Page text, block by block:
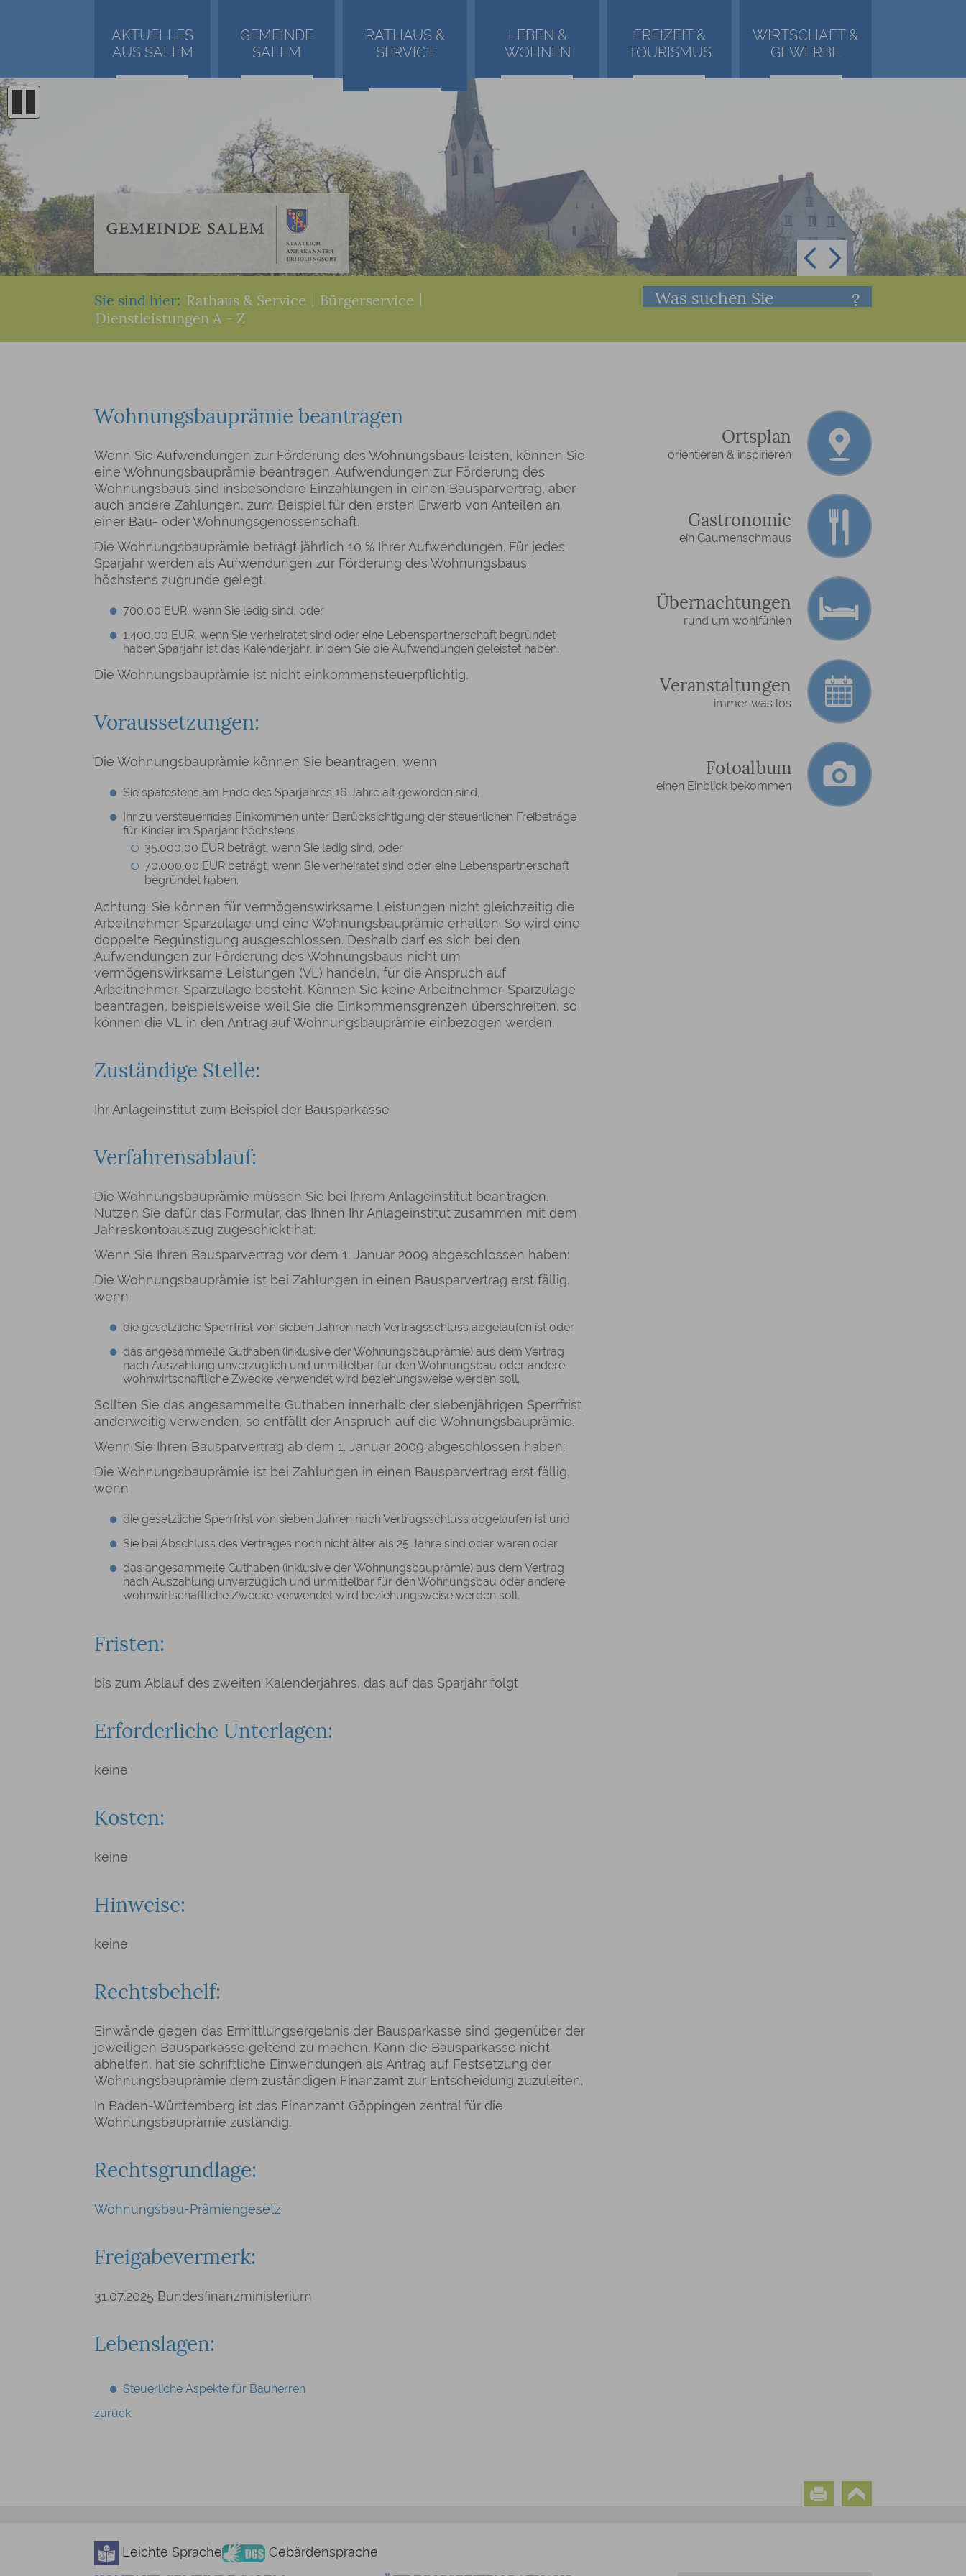
AKTUELLES
AUS SALEM
GEMEINDE
SALEM
RATHAUS &
SERVICE
LEBEN &
WOHNEN
FREIZEIT &
TOURISMUS
WIRTSCHAFT &
GEWERBE
Sie sind hier: Rathaus & Service Bürgerservice
Dienstleistungen A - Z
Was suchen Sie
Wohnungsbauprämie beantragen
Wenn Sie Aufwendungen zur Förderung des Wohnungsbaus leisten, können Sie
eine Wohnungsbauprämie beantragen. Aufwendungen zur Förderung des
Wohnungsbaus sind insbesondere Einzahlungen in einen Bausparvertrag, aber
auch andere Zahlungen, zum Beispiel für den ersten Erwerb von Anteilen an
einer Bau- oder Wohnungsgenossenschaft.
Die Wohnungsbauprämie beträgt jährlich 10 % Ihrer Aufwendungen. Für jedes
Sparjahr werden als Aufwendungen zur Förderung des Wohnungsbaus
höchstens zugrunde gelegt:
700,00 EUR, wenn Sie ledig sind, oder
1.400,00 EUR, wenn Sie verheiratet sind oder eine Lebenspartnerschaft begründet
haben.Sparjahr ist das Kalenderjahr, in dem Sie die Aufwendungen geleistet haben.
Die Wohnungsbauprämie ist nicht einkommensteuerpflichtig.
Voraussetzungen:
Die Wohnungsbauprämie können Sie beantragen, wenn
Sie spätestens am Ende des Sparjahres 16 Jahre alt geworden sind,
Ihr zu versteuerndes Einkommen unter Berücksichtigung der steuerlichen Freibeträge
für Kinder im Sparjahr höchstens
35.000,00 EUR beträgt, wenn Sie ledig sind, oder
70.000,00 EUR beträgt, wenn Sie verheiratet sind oder eine Lebenspartnerschaft
begründet haben.
Achtung: Sie können für vermögenswirksame Leistungen nicht gleichzeitig die
Arbeitnehmer-Sparzulage und eine Wohnungsbauprämie erhalten. So wird eine
doppelte Begünstigung ausgeschlossen. Deshalb darf es sich bei den
Aufwendungen zur Förderung des Wohnungsbaus nicht um
vermögenswirksame Leistungen (VL) handeln, für die Anspruch auf
Arbeitnehmer-Sparzulage besteht. Können Sie keine Arbeitnehmer-Sparzulage
beantragen, beispielsweise weil Sie die Einkommensgrenzen überschreiten, so
können die VL in den Antrag auf Wohnungsbauprämie einbezogen werden.
Zuständige Stelle:
Ihr Anlageinstitut zum Beispiel der Bausparkasse
Verfahrensablauf:
Die Wohnungsbauprämie müssen Sie bei Ihrem Anlageinstitut beantragen.
Nutzen Sie dafür das Formular, das Ihnen Ihr Anlageinstitut zusammen mit dem
Jahreskontoauszug zugeschickt hat.
Wenn Sie Ihren Bausparvertrag vor dem 1. Januar 2009 abgeschlossen haben:
Die Wohnungsbauprämie ist bei Zahlungen in einen Bausparvertrag erst fällig,
wenn
die gesetzliche Sperrfrist von sieben Jahren nach Vertragsschluss abgelaufen ist oder
das angesammelte Guthaben (inklusive der Wohnungsbauprämie) aus dem Vertrag
nach Auszahlung unverzüglich und unmittelbar für den Wohnungsbau oder andere
wohnwirtschaftliche Zwecke verwendet wird beziehungsweise werden soll.
Sollten Sie das angesammelte Guthaben innerhalb der siebenjährigen Sperrfrist
anderweitig verwenden, so entfällt der Anspruch auf die Wohnungsbauprämie.
Wenn Sie Ihren Bausparvertrag ab dem 1. Januar 2009 abgeschlossen haben:
Die Wohnungsbauprämie ist bei Zahlungen in einen Bausparvertrag erst fällig,
wenn
die gesetzliche Sperrfrist von sieben Jahren nach Vertragsschluss abgelaufen ist und
Sie bei Abschluss des Vertrages noch nicht älter als 25 Jahre sind oder waren oder
das angesammelte Guthaben (inklusive der Wohnungsbauprämie) aus dem Vertrag
nach Auszahlung unverzüglich und unmittelbar für den Wohnungsbau oder andere
wohnwirtschaftliche Zwecke verwendet wird beziehungsweise werden soll.
Fristen:
bis zum Ablauf des zweiten Kalenderjahres, das auf das Sparjahr folgt
Erforderliche Unterlagen:
keine
Kosten:
keine
Hinweise:
keine
Rechtsbehelf:
Einwände gegen das Ermittlungsergebnis der Bausparkasse sind gegenüber der
jeweiligen Bausparkasse geltend zu machen. Kann die Bausparkasse nicht
abhelfen, hat sie schriftliche Einwendungen als Antrag auf Festsetzung der
Wohnungsbauprämie dem zuständigen Finanzamt zur Entscheidung zuzuleiten.
In Baden-Württemberg ist das Finanzamt Göppingen zentral für die
Wohnungsbauprämie zuständig.
Rechtsgrundlage:
Wohnungsbau-Prämiengesetz
Freigabevermerk:
31.07.2025 Bundesfinanzministerium
Lebenslagen:
Steuerliche Aspekte für Bauherren
zurück
Ortsplan
orientieren & inspirieren
Gastronomie
ein Gaumenschmaus
Übernachtungen
rund um wohlfühlen
Veranstaltungen
immer was los
Fotoalbum
einen Einblick bekommen
Leichte Sprache Gebärdensprache